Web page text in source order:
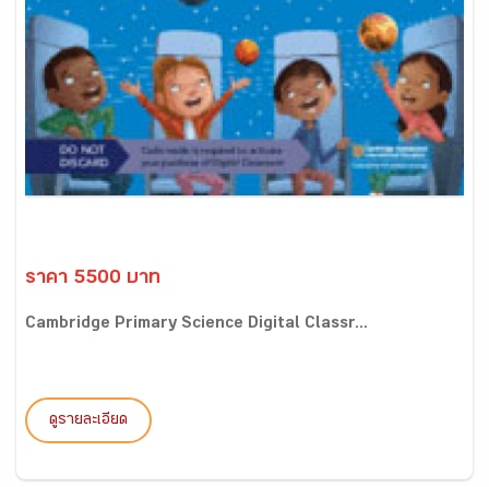
ราคา 5500 บาท
Cambridge Primary Science Digital Classr...
ดูรายละเอียด